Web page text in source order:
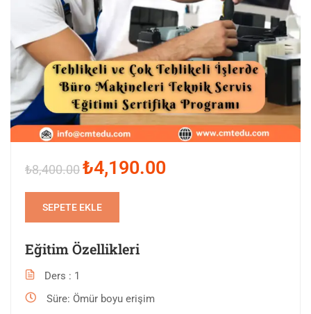
₺8,400.00₺4,190.00
SEPETE EKLE
Eğitim Özellikleri
Ders
1
Süre Ömür boyu erişim